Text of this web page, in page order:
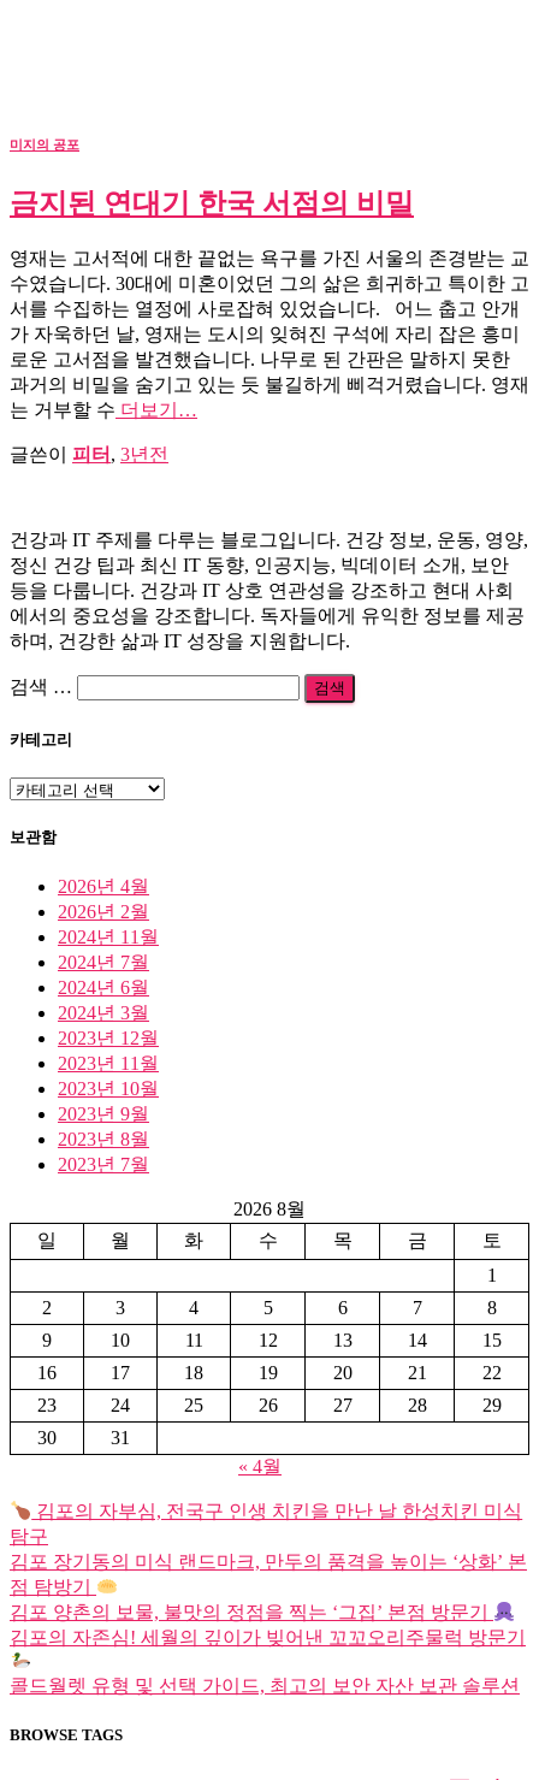
미지의 공포
금지된 연대기 한국 서점의 비밀
영재는 고서적에 대한 끝없는 욕구를 가진 서울의 존경받는 교
수였습니다. 30대에 미혼이었던 그의 삶은 희귀하고 특이한 고
서를 수집하는 열정에 사로잡혀 있었습니다. 어느 춥고 안개
가 자욱하던 날, 영재는 도시의 잊혀진 구석에 자리 잡은 흥미
로운 고서점을 발견했습니다. 나무로 된 간판은 말하지 못한
과거의 비밀을 숨기고 있는 듯 불길하게 삐걱거렸습니다. 영재
는 거부할 수 더보기…
글쓴이 피터 , 3년 전
건강과 IT 주제를 다루는 블로그입니다. 건강 정보, 운동, 영양,
정신 건강 팁과 최신 IT 동향, 인공지능, 빅데이터 소개, 보안
등을 다룹니다. 건강과 IT 상호 연관성을 강조하고 현대 사회
에서의 중요성을 강조합니다. 독자들에게 유익한 정보를 제공
하며, 건강한 삶과 IT 성장을 지원합니다.
검
검색 …
카테고리
카
고
보관함
2026년 4월
2026년 2월
2024년 11월
2024년 7월
2024년 6월
2024년 3월
2023년 12월
2023년 11월
2023년 10월
2023년 9월
2023년 8월
2023년 7월
2026 8월
일
월 화 수 목 금
토
1
2
3 4 5 6 7
8
9
10 11 12 13 14
15
16
17 18 19 20 21
22
23
24 25 26 27 28
29
30
31
« 4월
김포의 자부심, 전국구 인생 치킨을 만난 날 한성치킨 미식
탐구
김포 장기동의 미식 랜드마크, 만두의 품격을 높이는 ‘상화’ 본
점 탐방기
김포 양촌의 보물, 불맛의 정점을 찍는 ‘그집’ 본점 방문기
김포의 자존심! 세월의 깊이가 빚어낸 꼬꼬오리주물럭 방문기
콜드월렛 유형 및 선택 가이드, 최고의 보안 자산 보관 솔루션
BROWSE TAGS